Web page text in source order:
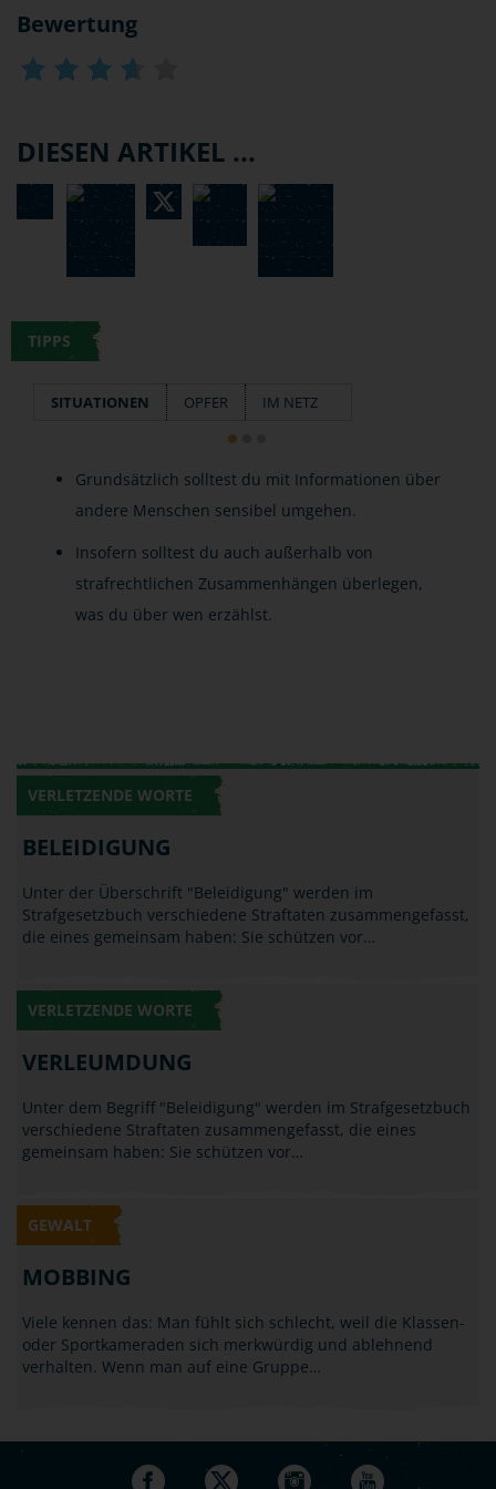
Bewertung
DIESEN ARTIKEL ...
TIPPS
SITUATIONEN OPFER IM NETZ
Grundsätzlich solltest du mit Informationen über
andere Menschen sensibel umgehen.
Insofern solltest du auch außerhalb von
strafrechtlichen Zusammenhängen überlegen,
was du über wen erzählst.
VERLETZENDE WORTE
BELEIDIGUNG
Unter der Überschrift "Beleidigung" werden im
Strafgesetzbuch verschiedene Straftaten zusammengefasst,
die eines gemeinsam haben: Sie schützen vor…
VERLETZENDE WORTE
VERLEUMDUNG
Unter dem Begriff "Beleidigung" werden im Strafgesetzbuch
verschiedene Straftaten zusammengefasst, die eines
gemeinsam haben: Sie schützen vor…
GEWALT
MOBBING
Viele kennen das: Man fühlt sich schlecht, weil die Klassen-
oder Sportkameraden sich merkwürdig und ablehnend
verhalten. Wenn man auf eine Gruppe…